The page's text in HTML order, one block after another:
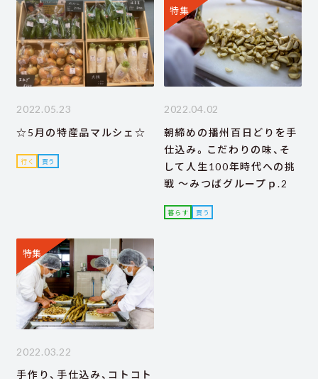
2022.05.23
☆5月の特産品マルシェ☆
行く 買う
特集
2022.04.02
朝締めの播州百日どりを手
仕込み。こだわりの味、そ
して人生100年時代への挑
戦 ～みつばグループｐ.2
暮らす 買う
特集
2022.03.22
手作り、手仕込み、コトコト